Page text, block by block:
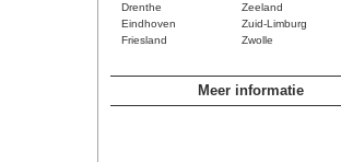
Drenthe
Zeeland
Eindhoven
Zuid-Limburg
Friesland
Zwolle
Meer informatie